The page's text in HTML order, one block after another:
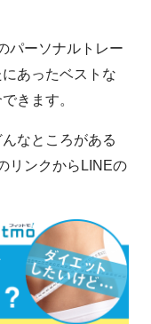
パーソナルトレー
あったベストな
きます。
なところがある
リンクからLINEの